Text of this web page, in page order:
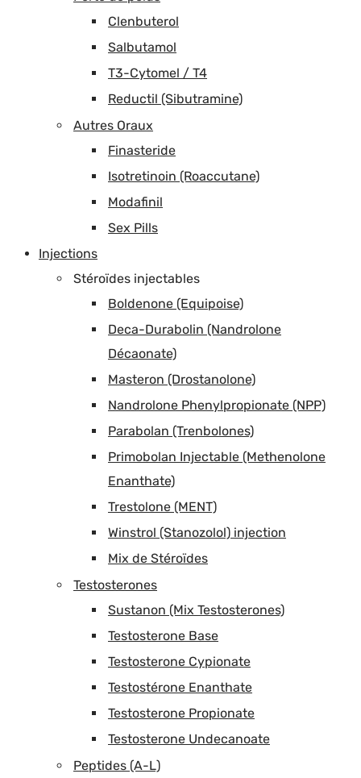
Clenbuterol
Salbutamol
T3-Cytomel / T4
Reductil (Sibutramine)
Autres Oraux
Finasteride
Isotretinoin (Roaccutane)
Modafinil
Sex Pills
Injections
Stéroïdes injectables
Boldenone (Equipoise)
Deca-Durabolin (Nandrolone
Décaonate)
Masteron (Drostanolone)
Nandrolone Phenylpropionate (NPP)
Parabolan (Trenbolones)
Primobolan Injectable (Methenolone
Enanthate)
Trestolone (MENT)
Winstrol (Stanozolol) injection
Mix de Stéroïdes
Testosterones
Sustanon (Mix Testosterones)
Testosterone Base
Testosterone Cypionate
Testostérone Enanthate
Testosterone Propionate
Testosterone Undecanoate
Peptides (A-L)